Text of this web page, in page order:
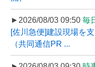
►2026/08/03 09:50 毎
[佐川急便]建設現場を
（共同通信PR ...